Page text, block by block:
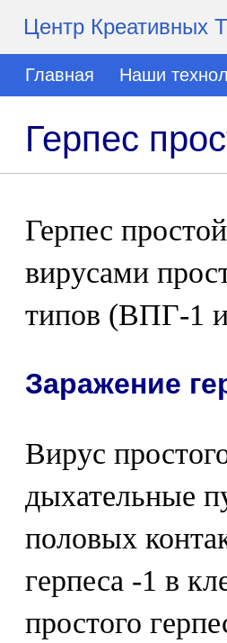
Центр Креативных
Главная Наши
Герпес
Герпес
вирусами
типов (ВПГ-1
Заражение
Вирус
дыхательные
половых
герпеса -1 в
простого